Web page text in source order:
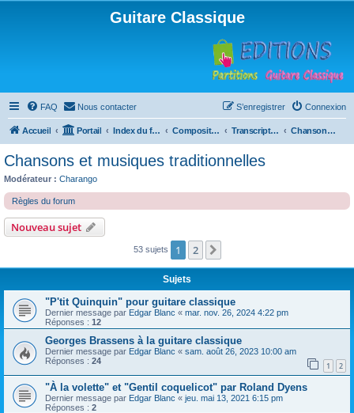
Guitare Classique
FAQ Nous contacter Connexion
S’enregistrer
Accueil Portail Index du forum Compositions Transcriptions et arrangements Chansons et musiques traditionnelles
Chansons et musiques traditionnelles
Modérateur : Charango
Règles du forum
Nouveau sujet
53 sujets 1 2
Sujets
"P'tit Quinquin" pour guitare classique
Dernier message par Edgar Blanc « mar. nov. 26, 2024 4:22 pm
Réponses : 12
Georges Brassens à la guitare classique
Dernier message par Edgar Blanc « sam. août 26, 2023 10:00 am
Réponses : 24 1 2
"À la volette" et "Gentil coquelicot" par Roland Dyens
Dernier message par Edgar Blanc « jeu. mai 13, 2021 6:15 pm
Réponses : 2